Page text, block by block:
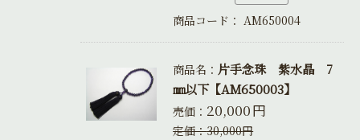
商品コード： AM650004
商品名： 片手念珠 紫水晶 7
㎜以下【AM650003】
売価： 20,000円
定価：30,000円